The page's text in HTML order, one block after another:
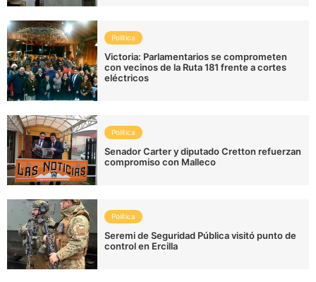
Política
Victoria: Parlamentarios se comprometen
con vecinos de la Ruta 181 frente a cortes
eléctricos
Política
Senador Carter y diputado Cretton refuerzan
compromiso con Malleco
Política
Seremi de Seguridad Pública visitó punto de
control en Ercilla